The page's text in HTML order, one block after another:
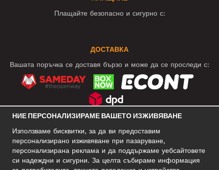
Плащайте безопасно и сигурно с:
ДОСТАВКА
Вашата поръчка се доставя бързо и може да се проследи с:
БИЗНЕС АДРЕС
НИЕ ПЕРСОНАЛИЗИРАМЕ ВАШЕТО ИЗЖИВЯВАНЕ
Използваме бисквитки, за да ви предоставим
персонализирано изживяване при пазаруване,
персонализирана реклама и да поддържаме уебсайтовете
си надеждни и сигурни. За целта събираме информация